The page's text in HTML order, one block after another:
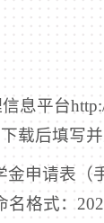
息平台
载后填写并
申请表（
格式：